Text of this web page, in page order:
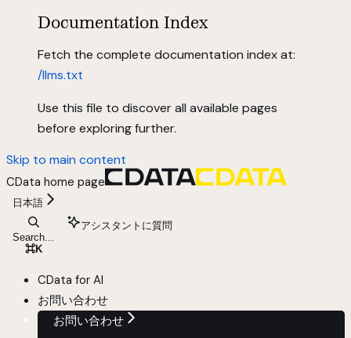
Documentation Index
Fetch the complete documentation index at:
/llms.txt
Use this file to discover all available pages
before exploring further.
Skip to main content
CData home page
日本語
Search...
⌘K
アシスタントに質問
CData for AI
お問い合わせ
お問い合わせ